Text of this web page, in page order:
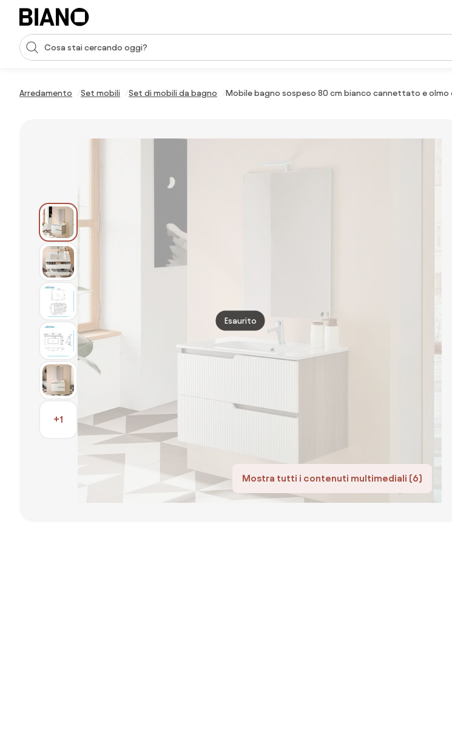
Salta la navigazione, vai al contenuto
Input della ricerca
Arredamento Set mobili Set di mobili da bagno Mobile bagno sospeso 80 cm bianco cannettato e olmo
+1
Mostra tutti i contenuti multimediali (6)
Esaurito